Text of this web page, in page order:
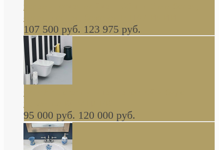
керамическая мойка 1160 x 510 мм белая,
серая, черная, бежевая В НАЛИЧИИ
107 500 руб. 123 975 руб.
навесное КОМПЛЕКТ
95 000 руб. 120 000 руб.